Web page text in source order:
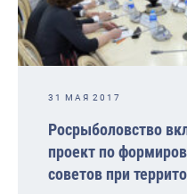
31 МАЯ 2017
Росрыболовство
проект по
советов при